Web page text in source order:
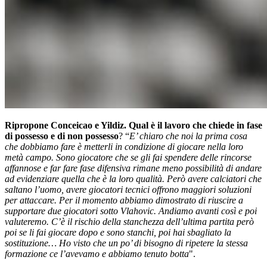
Ripropone Conceicao e Yildiz. Qual è il lavoro che chiede in fase
di possesso e di non possesso? “E’ chiaro che noi la prima cosa
che dobbiamo fare è metterli in condizione di giocare nella loro
metà campo. Sono giocatore che se gli fai spendere delle rincorse
affannose e far fare fase difensiva rimane meno possibilità di andare
ad evidenziare quella che è la loro qualità. Però avere calciatori che
saltano l’uomo, avere giocatori tecnici offrono maggiori soluzioni
per attaccare. Per il momento abbiamo dimostrato di riuscire a
supportare due giocatori sotto Vlahovic. Andiamo avanti così e poi
valuteremo. C’è il rischio della stanchezza dell’ultima partita però
poi se li fai giocare dopo e sono stanchi, poi hai sbagliato la
sostituzione… Ho visto che un po’ di bisogno di ripetere la stessa
formazione ce l’avevamo e abbiamo tenuto botta".